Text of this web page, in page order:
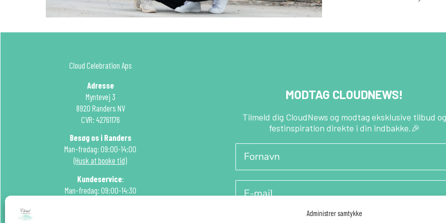
Administrer samtykke
Cloud Celebration Aps
Adresse
Myntevej 3
8920 Randers NV
CVR: 42761176
Besøg os i Randers
Man-fredag: 09:00-14:00
(Husk at booke tid)
Kundeservice:
Man-fredag: 09:00-14:30
MODTAG CLOUDNEWS!
Tilmeld dig CloudNews og modtag eksklusive tilbud og
festinspiration direkte i din indbakke.🎉
Fornavn
E-mail